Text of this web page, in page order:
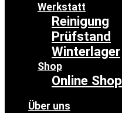
Werkstatt
Reinigung
Prüfstand
Winterlager
Shop
Online Shop
Über uns